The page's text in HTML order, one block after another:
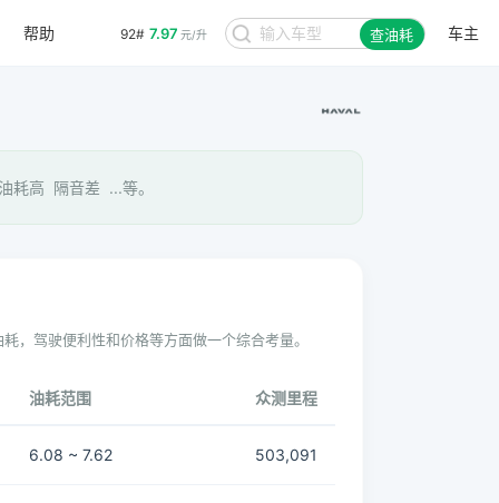
92# 7.97 元/升 查油耗 车主
帮助
耗高 隔音差 ...等。
，驾驶便利性和价格等方面做一个综合考量。
油耗范围 众测里程
6.08 ~ 7.62 503,091